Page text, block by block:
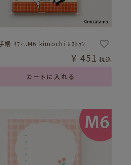
帳 ﾘﾌｨﾙM6 kimochi ﾚｽﾄﾗﾝ
カートに入れる
¥ 451 税込